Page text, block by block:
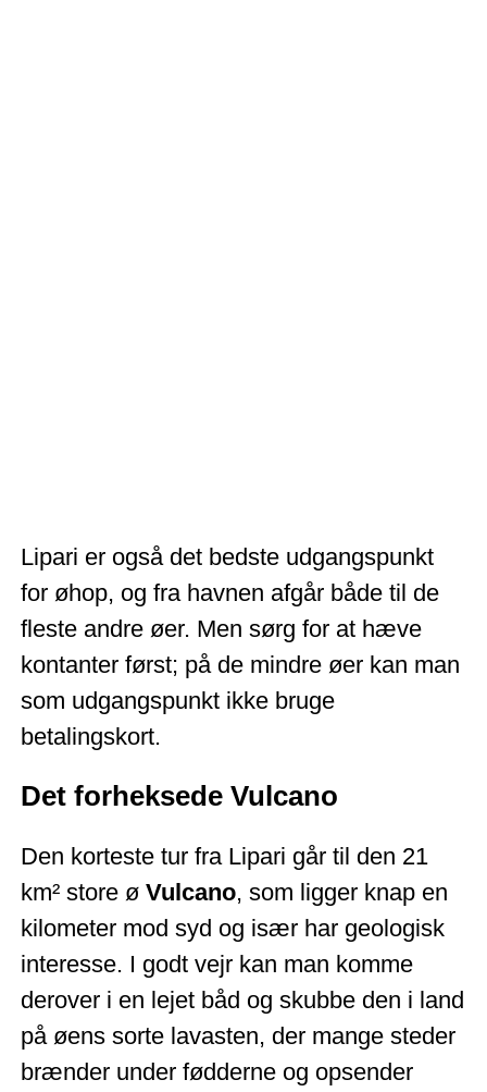
Lipari er også det bedste udgangspunkt
for øhop, og fra havnen afgår både til de
fleste andre øer. Men sørg for at hæve
kontanter først; på de mindre øer kan man
som udgangspunkt ikke bruge
betalingskort.
Det forheksede Vulcano
Den korteste tur fra Lipari går til den 21
km² store ø Vulcano, som ligger knap en
kilometer mod syd og især har geologisk
interesse. I godt vejr kan man komme
derover i en lejet båd og skubbe den i land
på øens sorte lavasten, der mange steder
brænder under fødderne og opsender